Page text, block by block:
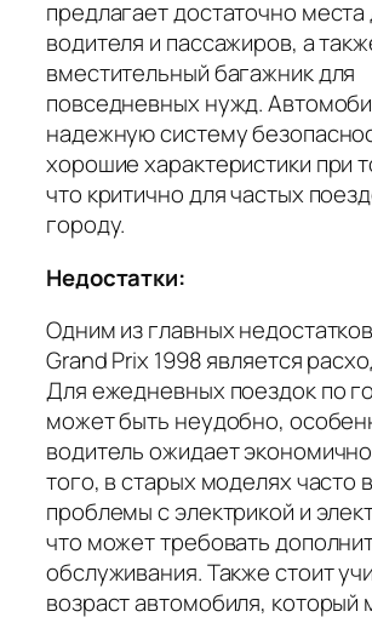
предлагает достаточно места
водителя и пассажиров, а
вместительный багажник для
повседневных нужд.
надежную систему
хорошие характеристики при
что критично для частых
городу.
Недостатки:
Одним из главных
Grand Prix 1998 является
Для ежедневных поездок по
может быть неудобно,
водитель ожидает
того, в старых моделях часто
проблемы с электрикой и
что может требовать
обслуживания. Также стоит
возраст автомобиля, который